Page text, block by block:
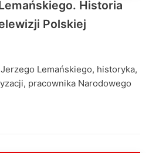
Historia
Polskiej
Lemańskiego, historyka,
pracownika Narodowego